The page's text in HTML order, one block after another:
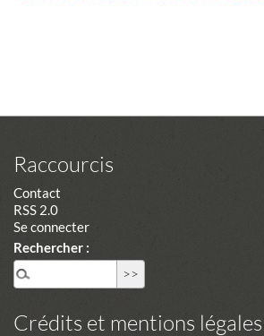
Raccourcis
Contact
RSS 2.0
Se connecter
Rechercher :
Crédits et mentions légales